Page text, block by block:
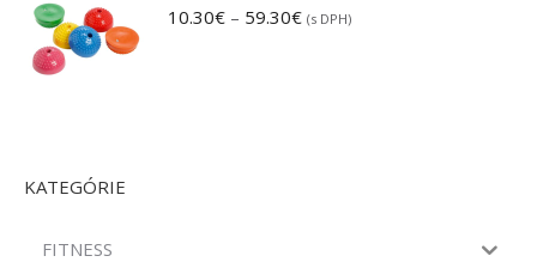
10.30€ – 59.30€Price
(s DPH)
KATEGÓRIE
FITNESS